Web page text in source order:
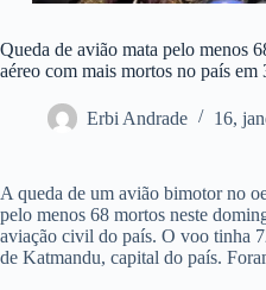
Queda de avião mata pelo menos
aéreo com mais mortos no país em
Erbi Andrade 16,
A queda de um avião bimotor no
pelo menos 68 mortos neste
aviação civil do país. O voo tinha
de Katmandu, capital do país.